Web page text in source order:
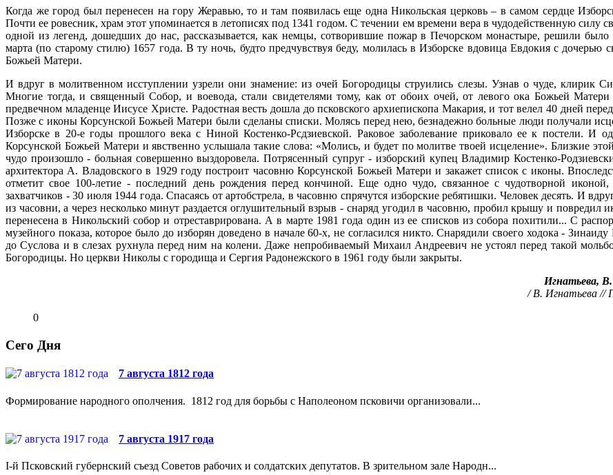
Когда же город был перенесен на гору Жеравью, то и там появилась еще одна Никольская церковь – в самом сердце
Почти ее ровесник, храм этот упоминается в летописях под 1341 годом. С течении ем времени вера в чудодейственную силу
одной из легенд, дошедших до нас, рассказывается, как немцы, сотворившие пожар в Печорском монастыре, решили было
марта (по старому стилю) 1657 года. В ту ночь, будто предчувствуя беду, молилась в Изборске вдовица Евдокия с дочерью
Божьей Матери.
И вдруг в молитвенном исступлении узрели они знамение: из очей Богородицы струились слезы. Узнав о чуде, клирик
Многие тогда, и священный Собор, и воевода, стали свидетелями тому, как от обоих очей, от левого ока Божьей
предвечном младенце Иисусе Христе. Радостная весть дошла до псковского архиепископа Макария, и тот велел 40 дней
Позже с иконы Корсунской Божьей Матери были сделаны списки. Молясь перед нею, безнадежно больные люди получали
Изборске в 20-е годы прошлого века с Ниной Костенко-Рсдзиевской. Раковое заболевание приковало ее к постели. И
Корсунской Божьей Матери и явственно услышала такие слова: «Молись, и будет по молитве твоей исцеление». Близкие
чудо произошло - больная совершенно выздоровела. Потрясенный супруг - изборский купец Владимир Костенко-
архитектора А. Владовского в 1929 году построит часовню Корсунской Божьей Матери и закажет список с иконы.
отметит свое 100-летие - последний день рождения перед кончиной. Еще одно чудо, связанное с чудотворной
захватчиков - 30 июля 1944 года. Спасаясь от артобстрела, в часовню спрячутся изборские ребятишки. Человек десять. И
из часовни, а через несколько минут раздается оглушительный взрыв - снаряд угодил в часовню, пробил крышу и повредил
перенесена в Никольский собор и отреставрирована. А в марте 1981 года один из ее списков из собора похитили... С
музейного показа, которое было до изборян доведено в начале 60-х, не согласился никто. Снарядили своего ходока -
до Суслова и в слезах рухнула перед ним на колени. Даже непробиваемый Михаил Андреевич не устоял перед такой
Богородицы. Но церкви Николы с городища и Сергия Радонежского в 1961 году были закрыты.
Игнатьева,
/ В. Игнатьева //
0
Сего Дня
7 августа 1812 года
Формирование народного ополчения. 1812 год для борьбы с Наполеоном псковичи организовали...
7 августа 1917 года
I-й Псковский губернский съезд Советов рабочих и солдатских депутатов. В зрительном зале Народн...